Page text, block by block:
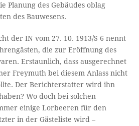
Planung des Gebäudes oblag
des Bauwesens.
der IN vom 27. 10. 1913/S 6 nennt
die zur Eröffnung des
Erstaunlich, dass ausgerechnet
Freymuth bei diesem Anlass nicht
Der Berichterstatter wird ihn
Wo doch bei solchen
einige Lorbeeren für den
in der Gästeliste wird –